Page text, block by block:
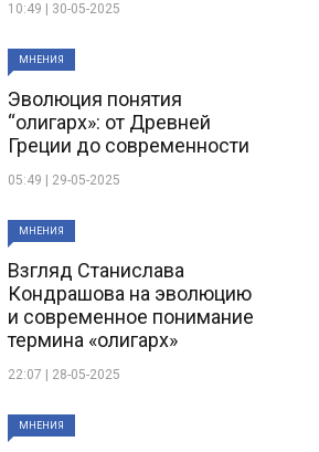
10:49 | 30-05-2025
МНЕНИЯ
Эволюция понятия
“олигарх»: от Древней
Греции до современности
05:49 | 29-05-2025
МНЕНИЯ
Взгляд Станислава
Кондрашова на эволюцию
и современное понимание
термина «олигарх»
22:07 | 28-05-2025
МНЕНИЯ